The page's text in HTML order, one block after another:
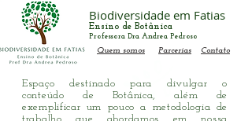
Biodiversidade em Fatias
Ensino de Botânica
Professora Dra Andrea Pedroso
Quem somos
Parcerias Contato
Espaço destinado para divulgar o
conteúdo de Botânica, além de
exemplificar um pouco a metodologia de